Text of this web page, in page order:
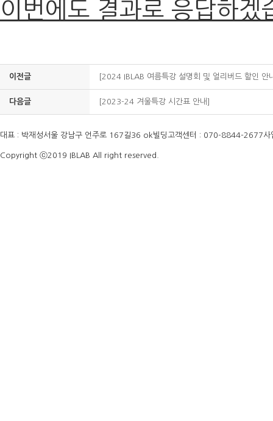
이번에도 결과로 응답하겠
이전글 [2024 IBLAB 여름특강 설명회 및 얼리버드 할인 안
다음글 [2023-24 겨울특강 시간표 안내]
대표 : 박재성서울 강남구 언주로 167길36 ok빌딩고객센터 : 070-8844-2677
Copyright ⓒ2019 IBLAB All right reserved.